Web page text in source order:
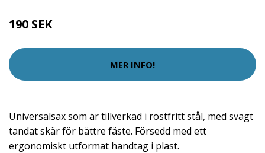
190 SEK
MER INFO!
Universalsax som är tillverkad i rostfritt stål, med svagt
tandat skär för bättre fäste. Försedd med ett
ergonomiskt utformat handtag i plast.